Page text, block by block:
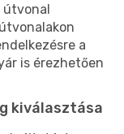
útvonal
a
is érezhetően
kiválasztása